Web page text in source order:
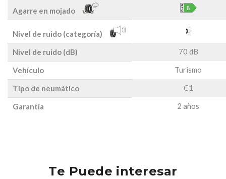
Agarre en mojado
Nivel de ruido (categoría)
Nivel de ruido (dB)
70 dB
Vehículo Turismo
Tipo de neumático C1
Garantía 2 años
Te Puede interesar